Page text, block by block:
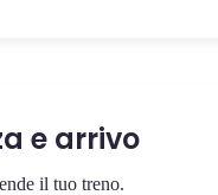
e arrivo
il tuo treno.